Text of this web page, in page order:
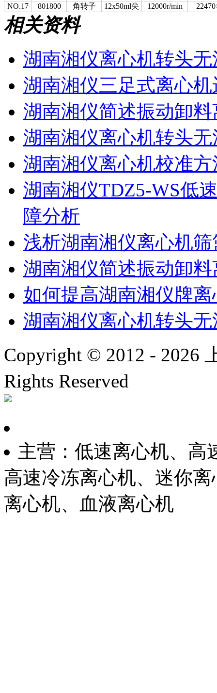
NO.17
801800 角转子 12x50ml尖 12000r/min
相关资料
湖南湘仪离心机转头
湖南湘仪三足式离心
湖南湘仪简述振动卸
湖南湘仪离心机转头
湖南湘仪离心机校准方
湖南湘仪TDZ5-WS低
障分析
浅析湖南湘仪离心机
湖南湘仪简述振动卸
如何提高湖南湘仪牌
湖南湘仪离心机转头
Copyright © 2012 - 2026
Rights Reserved
主营：低速离心机、高
高速冷冻离心机、迷你
离心机、血液离心机